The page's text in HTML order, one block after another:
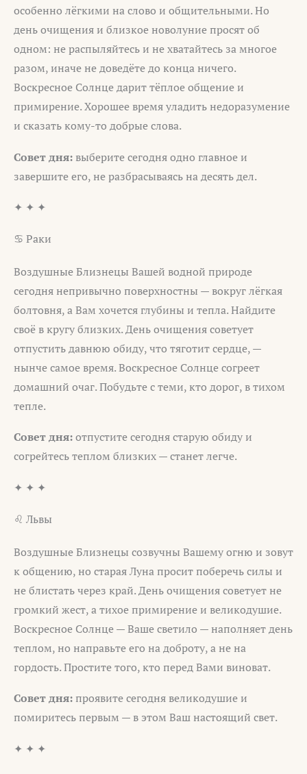
особенно лёгкими на слово и общительными. Но
день очищения и близкое новолуние просят об
одном: не распыляйтесь и не хватайтесь за многое
разом, иначе не доведёте до конца ничего.
Воскресное Солнце дарит тёплое общение и
примирение. Хорошее время уладить недоразумение
и сказать кому-то добрые слова.
Совет дня: выберите сегодня одно главное и
завершите его, не разбрасываясь на десять дел.
✦ ✦ ✦
♋ Раки
Воздушные Близнецы Вашей водной природе
сегодня непривычно поверхностны — вокруг лёгкая
болтовня, а Вам хочется глубины и тепла. Найдите
своё в кругу близких. День очищения советует
отпустить давнюю обиду, что тяготит сердце, —
нынче самое время. Воскресное Солнце согреет
домашний очаг. Побудьте с теми, кто дорог, в тихом
тепле.
Совет дня:отпустите сегодня старую обиду и
согрейтесь теплом близких — станет легче.
✦ ✦ ✦
♌ Львы
Воздушные Близнецы созвучны Вашему огню и зовут
к общению, но старая Луна просит поберечь силы и
не блистать через край. День очищения советует не
громкий жест, а тихое примирение и великодушие.
Воскресное Солнце — Ваше светило — наполняет день
теплом, но направьте его на доброту, а не на
гордость. Простите того, кто перед Вами виноват.
Совет дня: проявите сегодня великодушие и
помиритесь первым — в этом Ваш настоящий свет.
✦ ✦ ✦